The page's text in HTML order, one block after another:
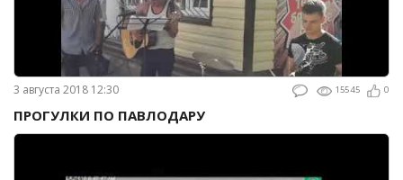
3 августа 2018 12:30 15545 0
ПРОГУЛКИ ПО ПАВЛОДАРУ